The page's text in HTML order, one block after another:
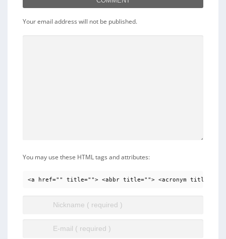
Your email address will not be published.
You may use these HTML tags and attributes:
<a href="" title=""> <abbr title=""> <acronym title="">